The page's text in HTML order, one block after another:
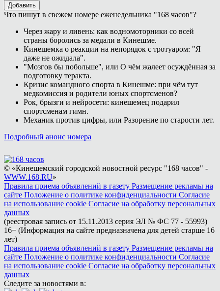
Добавить
Что пишут в свежем номере еженедельника "168 часов"?
Через жару и ливень: как водномоторники со всей
страны боролись за медали в Кинешме.
Кинешемка о реакции на непорядок с тротуаром: "Я
даже не ожидала".
"Мозгов бы побольше", или О чём жалеет осуждённая за
подготовку теракта.
Кризис командного спорта в Кинешме: при чём тут
медкомиссия и родители юных спортсменов?
Рок, брызги и нейросети: кинешемец подарил
спортсменам гимн.
Механик против цифры, или Разорение по старости лет.
Подробный анонс номера
© «Кинешемский городской новостной ресурс "168 часов" -
WWW.168.RU»
Правила приема объявлений в газету Размещение рекламы на
сайте Положение о политике конфиденциальности Согласие
на использование cookie Согласие на обработку персональных
данных
(реестровая запись от 15.11.2013 серия ЭЛ № ФС 77 - 55993)
16+ (Информация на сайте предназначена для детей старше 16
лет)
Правила приема объявлений в газету Размещение рекламы на
сайте Положение о политике конфиденциальности Согласие
на использование cookie Согласие на обработку персональных
данных
Следите за новостями в: